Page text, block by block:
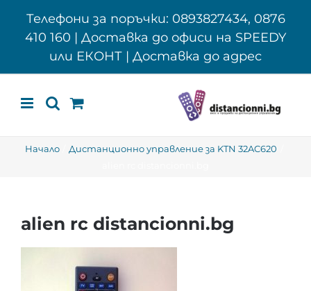
Телефони за поръчки: 0893827434, 0876
410 160 | Доставка до офиси на SPEEDY
или ЕКОНТ | Доставка до адрес
Начало
Дистанционно управление за KTN 32AC620
alien rc distancionni.bg